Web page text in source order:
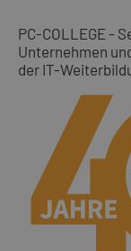
PC-COLLEGE -
Unternehmen
der IT-